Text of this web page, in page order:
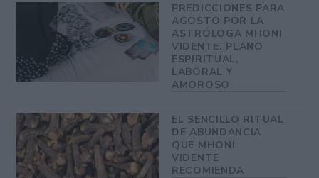
PREDICCIONES PARA
AGOSTO POR LA
ASTRÓLOGA MHONI
VIDENTE: PLANO
ESPIRITUAL,
LABORAL Y
AMOROSO
EL SENCILLO RITUAL
DE ABUNDANCIA
QUE MHONI
VIDENTE
RECOMIENDA